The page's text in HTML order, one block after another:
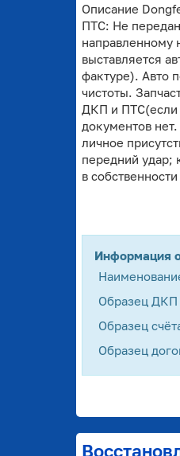
Описание
ПТС: Не
направленному
выставляется
фактуре). Авто
чистоты.
ДКП и ПТС(если
документов
личное
передний удар;
в
Информация
Образец ДКП
Образец
Образец